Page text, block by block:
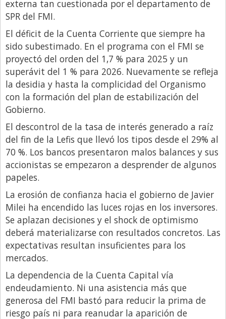
externa tan cuestionada por el departamento de
SPR del FMI.
El déficit de la Cuenta Corriente que siempre ha
sido subestimado. En el programa con el FMI se
proyectó del orden del 1,7 % para 2025 y un
superávit del 1 % para 2026. Nuevamente se refleja
la desidia y hasta la complicidad del Organismo
con la formación del plan de estabilización del
Gobierno.
El descontrol de la tasa de interés generado a raíz
del fin de la Lefis que llevó los tipos desde el 29% al
70 %. Los bancos presentaron malos balances y sus
accionistas se empezaron a desprender de algunos
papeles.
La erosión de confianza hacia el gobierno de Javier
Milei ha encendido las luces rojas en los inversores.
Se aplazan decisiones y el shock de optimismo
deberá materializarse con resultados concretos. Las
expectativas resultan insuficientes para los
mercados.
La dependencia de la Cuenta Capital vía
endeudamiento. Ni una asistencia más que
generosa del FMI bastó para reducir la prima de
riesgo país ni para reanudar la aparición de